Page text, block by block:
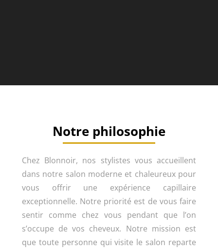
Notre philosophie
Chez Blonnoir, nos stylistes vous accueillent
dans notre salon moderne et chaleureux pour
vous offrir une expérience capillaire
exceptionnelle. Notre priorité est de vous faire
sentir comme chez vous pendant que l’on
s’occupe de vos cheveux. Notre mission est
que toute personne qui visite le salon reparte